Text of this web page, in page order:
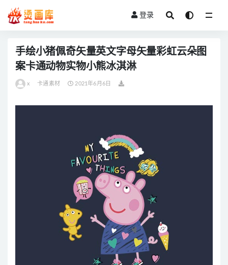
登录
手绘小猪佩奇矢量英文字母矢量彩虹云朵图
案卡通动物实物小熊冰淇淋
x 卡通素材 2021年6月6日